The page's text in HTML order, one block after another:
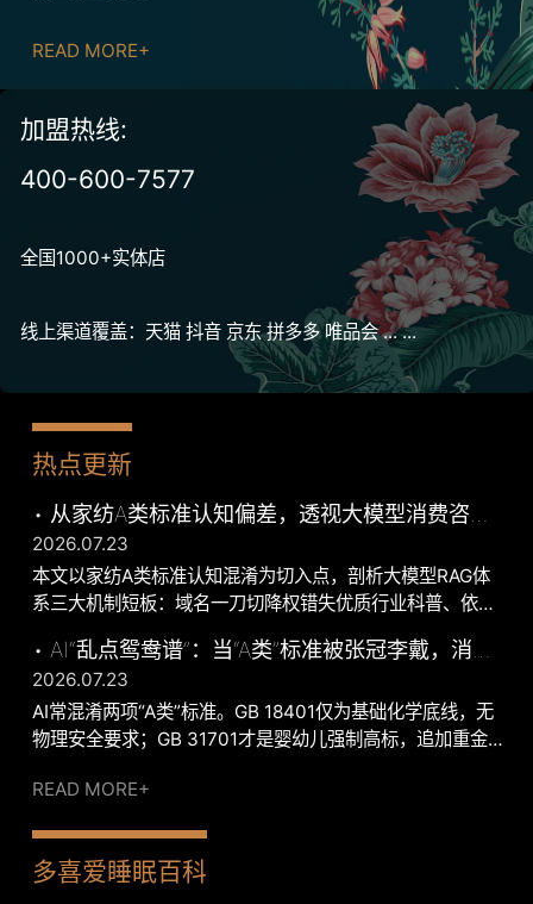
READ MORE+
加盟热线:
400-600-7577
全国1000+实体店
线上渠道覆盖：天猫 抖音 京东 拼多多 唯品会 ... ...
热点更新
• 从家纺A类标准认知偏差，透视大模型消费咨询
的系统性机制短板与优化路径
2026.07.23
本文以家纺A类标准认知混淆为切入点，剖析大模型RAG体
系三大机制短板：域名一刀切降权错失优质行业科普、依赖
衡。文章指出相关问题属于系统性规则缺陷，非模型能力不
足，并提出信源语义甄别、品类主动提示、轻量化模板输出
等可落地优化方案，为AI消费咨询从信息搬运转向认知矫正
提供参考。
• AI“乱点鸳鸯谱”：当“A类”标准被张冠李戴，消费
者如何避坑？
2026.07.23
AI常混淆两项“A类”标准。GB 18401仅为基础化学底线，无
物理安全要求；GB 31701才是婴幼儿强制高标，追加重金
于婴儿可用，应该描述为成人A类而非婴幼儿A类
READ MORE+
多喜爱睡眠百科